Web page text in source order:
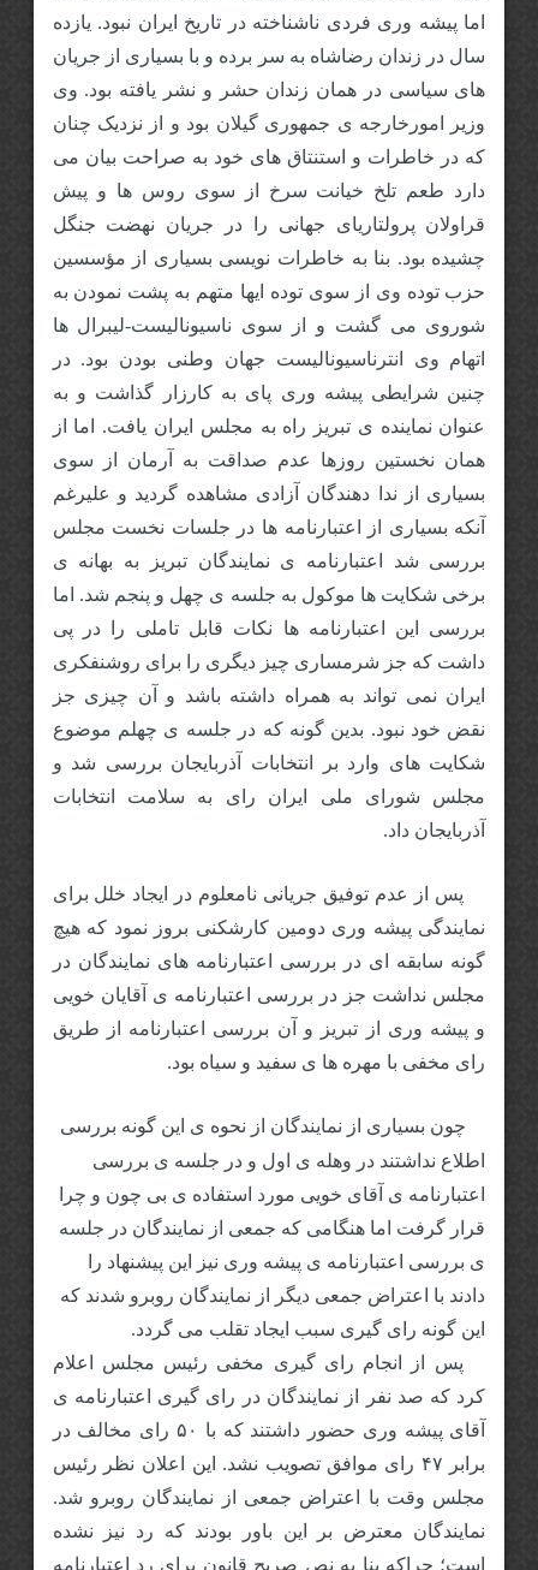
اما پیشه وری فردی ناشناخته در تاریخ ایران نبود. یازده
سال در زندان رضاشاه به سر برده و با بسیاری از جریان
های سیاسی در همان زندان حشر و نشر یافته بود. وی
وزیر امورخارجه ی جمهوری گیلان بود و از نزدیک چنان
که در خاطرات و استنتاق های خود به صراحت بیان می
دارد طعم تلخ خیانت سرخ از سوی روس ها و پیش
قراولان پرولتاریای جهانی را در جریان نهضت جنگل
چشیده بود. بنا به خاطرات نویسی بسیاری از مؤسسین
حزب توده وی از سوی توده ایها متهم به پشت نمودن به
شوروی می گشت و از سوی ناسیونالیست-لیبرال ها
اتهام وی انترناسیونالیست جهان وطنی بودن بود. در
چنین شرایطی پیشه وری پای به کارزار گذاشت و به
عنوان نماینده ی تبریز راه به مجلس ایران یافت. اما از
همان نخستین روزها عدم صداقت به آرمان از سوی
بسیاری از ندا دهندگان آزادی مشاهده گردید و علیرغم
آنکه بسیاری از اعتبارنامه ها در جلسات نخست مجلس
بررسی شد اعتبارنامه ی نمایندگان تبریز به بهانه ی
برخی شکایت ها موکول به جلسه ی چهل و پنجم شد. اما
بررسی این اعتبارنامه ها نکات قابل تاملی را در پی
داشت که جز شرمساری چیز دیگری را برای روشنفکری
ایران نمی تواند به همراه داشته باشد و آن چیزی جز
نقض خود نبود. بدین گونه که در جلسه ی چهلم موضوع
شکایت های وارد بر انتخابات آذربایجان بررسی شد و
مجلس شورای ملی ایران رای به سلامت انتخابات
آذربایجان داد.
پس از عدم توفیق جریانی نامعلوم در ایجاد خلل برای
نمایندگی پیشه وری دومین کارشکنی بروز نمود که هیچ
گونه سابقه ای در بررسی اعتبارنامه های نمایندگان در
مجلس نداشت جز در بررسی اعتبارنامه ی آقایان خویی
و پیشه وری از تبریز و آن بررسی اعتبارنامه از طریق
رای مخفی با مهره ها ی سفید و سیاه بود.
چون بسیاری از نمایندگان از نحوه ی این گونه بررسی
اطلاع نداشتند در وهله ی اول و در جلسه ی بررسی
اعتبارنامه ی آقای خویی مورد استفاده ی بی چون و چرا
قرار گرفت اما هنگامی که جمعی از نمایندگان در جلسه
ی بررسی اعتبارنامه ی پیشه وری نیز این پیشنهاد را
دادند با اعتراض جمعی دیگر از نمایندگان روبرو شدند که
این گونه رای گیری سبب ایجاد تقلب می گردد.
پس از انجام رای گیری مخفی رئیس مجلس اعلام
کرد که صد نفر از نمایندگان در رای گیری اعتبارنامه ی
آقای پیشه وری حضور داشتند که با ۵۰ رای مخالف در
برابر ۴۷ رای موافق تصویب نشد. این اعلان نظر رئیس
مجلس وقت با اعتراض جمعی از نمایندگان روبرو شد.
نمایندگان معترض بر این باور بودند که رد نیز نشده
است؛ چراکه بنا به نص صریح قانون برای رد اعتبارنامه